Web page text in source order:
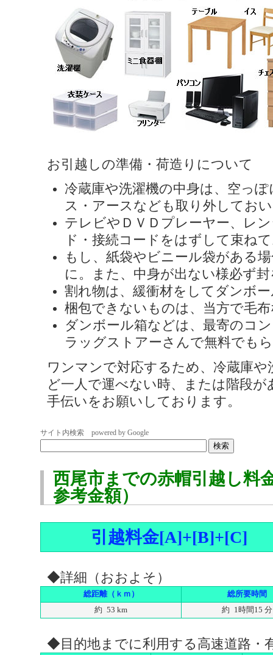
お引越しの準備・荷造りについて
冷蔵庫や洗濯機の中身は、空っ
ス・アースなども取り外してお
テレビやＤＶＤプレーヤー、レ
ド・接続コードをはずして束ね
もし、紙袋やビニール袋がある
に。また、中身が出ない様必ず
割れ物は、緩衝材をしてダンボ
梱包できないものは、当方で毛
ダンボール箱などは、最寄のコ
ラッグストアーさんで無料でも
ワンマンで対応するため、冷蔵庫
ど一人で運べない時、または階段
手伝いをお願いしております。
サイト内検索 powered by Google
西尾市までの赤帽引越し料
参考金額）
引越料金[A]+[B]+[C]
◆詳細（おおよそ）
総距離（ｋｍ）
総所要時間
約 53 km
約 1時間15 分
◆目的地までに利用する高速道路・